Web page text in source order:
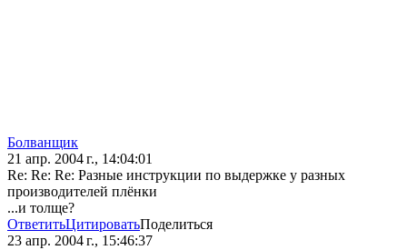
Болванщик
21 апр. 2004 г., 14:04:01
Re: Re: Re: Разные инструкции по выдержке у разных
производителей плёнки
...и толще?
ОтветитьЦитироватьПоделиться
23 апр. 2004 г., 15:46:37